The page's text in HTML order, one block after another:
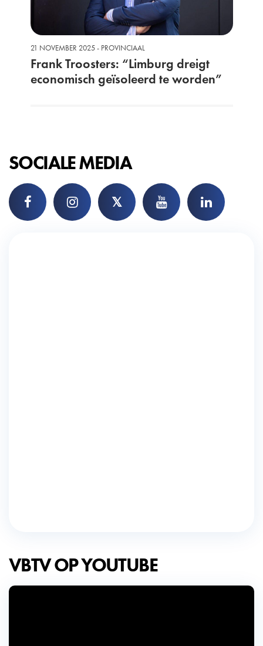
21 NOVEMBER 2025 - PROVINCIAAL
Frank Troosters: “Limburg dreigt
economisch geïsoleerd te worden”
SOCIALE MEDIA
𝕏
VBTV OP YOUTUBE